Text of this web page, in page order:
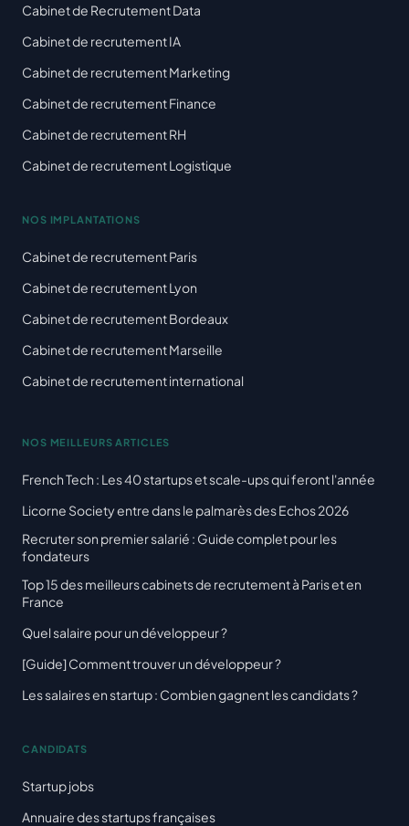
Cabinet de Recrutement Data
Cabinet de recrutement IA
Cabinet de recrutement Marketing
Cabinet de recrutement Finance
Cabinet de recrutement RH
Cabinet de recrutement Logistique
NOS IMPLANTATIONS
Cabinet de recrutement Paris
Cabinet de recrutement Lyon
Cabinet de recrutement Bordeaux
Cabinet de recrutement Marseille
Cabinet de recrutement international
NOS MEILLEURS ARTICLES
French Tech : Les 40 startups et scale-ups qui feront l'année
Licorne Society entre dans le palmarès des Echos 2026
Recruter son premier salarié : Guide complet pour les
fondateurs
Top 15 des meilleurs cabinets de recrutement à Paris et en
France
Quel salaire pour un développeur ?
[Guide] Comment trouver un développeur ?
Les salaires en startup : Combien gagnent les candidats ?
CANDIDATS
Startup jobs
Annuaire des startups françaises